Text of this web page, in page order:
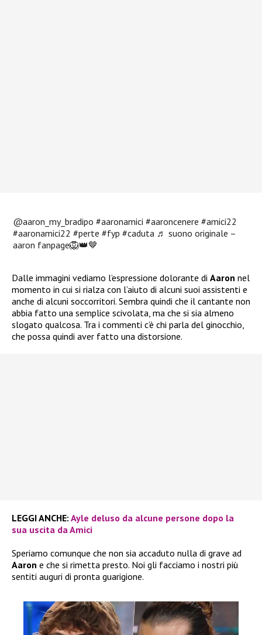
@aaron_my_bradipo #aaronamici #aaroncenere #amici22
#aaronamici22 #perte #fyp #caduta ♬ suono originale –
aaron fanpage🦁👑🤎
Dalle immagini vediamo l’espressione dolorante di Aaron nel
momento in cui si rialza con l’aiuto di alcuni suoi assistenti e
anche di alcuni soccorritori. Sembra quindi che il cantante non
abbia fatto una semplice scivolata, ma che si sia almeno
slogato qualcosa. Tra i commenti c’è chi parla del ginocchio,
che possa quindi aver fatto una distorsione.
LEGGI ANCHE: Ayle deluso da alcune persone dopo la
sua uscita da Amici
Speriamo comunque che non sia accaduto nulla di grave ad
Aaron e che si rimetta presto. Noi gli facciamo i nostri più
sentiti auguri di pronta guarigione.